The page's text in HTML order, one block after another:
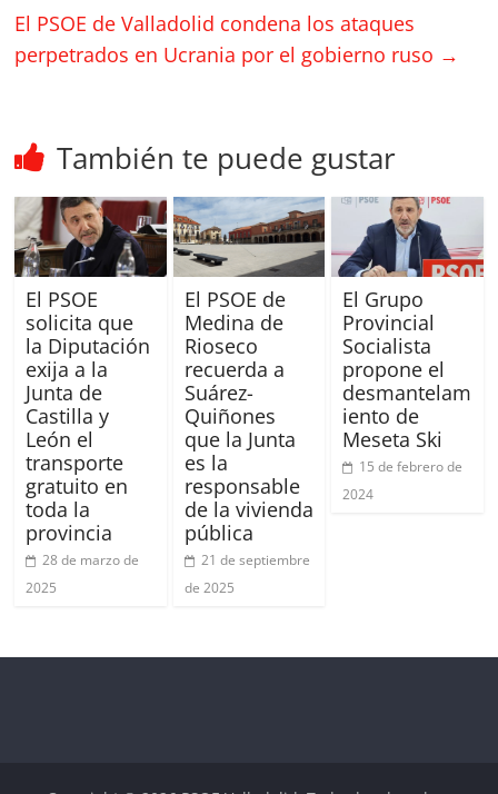
El PSOE de Valladolid condena los ataques
perpetrados en Ucrania por el gobierno ruso →
También te puede gustar
El PSOE
solicita que
la Diputación
exija a la
Junta de
Castilla y
León el
transporte
gratuito en
toda la
provincia
28 de marzo de
2025
El PSOE de
Medina de
Rioseco
recuerda a
Suárez-
Quiñones
que la Junta
es la
responsable
de la vivienda
pública
21 de septiembre
de 2025
El Grupo
Provincial
Socialista
propone el
desmantelam
iento de
Meseta Ski
15 de febrero de
2024